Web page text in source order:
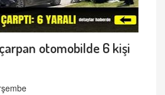
otomobilde 6 kişi